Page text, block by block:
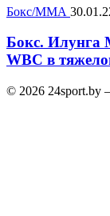
Бокс/ММА
Бокс. Илунга
WBC в
© 2026 24sport.by